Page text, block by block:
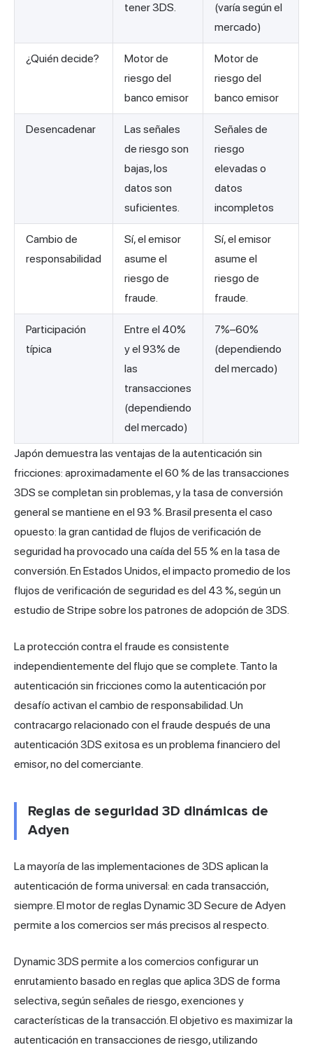
tener 3DS.
(varía según el
mercado)
¿Quién decide?
Motor de
riesgo del
banco emisor
Motor de
riesgo del
banco emisor
Desencadenar
Las señales
de riesgo son
bajas, los
datos son
suficientes.
Señales de
riesgo
elevadas o
datos
incompletos
Cambio de
responsabilidad
Sí, el emisor
asume el
riesgo de
fraude.
Sí, el emisor
asume el
riesgo de
fraude.
Participación
típica
Entre el 40%
y el 93% de
las
transacciones
(dependiendo
del mercado)
7%–60%
(dependiendo
del mercado)
Japón demuestra las ventajas de la autenticación sin
fricciones: aproximadamente el 60 % de las transacciones
3DS se completan sin problemas, y la tasa de conversión
general se mantiene en el 93 %. Brasil presenta el caso
opuesto: la gran cantidad de flujos de verificación de
seguridad ha provocado una caída del 55 % en la tasa de
conversión. En Estados Unidos, el impacto promedio de los
flujos de verificación de seguridad es del 43 %, según un
estudio de Stripe sobre los patrones de adopción de 3DS.
La protección contra el fraude es consistente
independientemente del flujo que se complete. Tanto la
autenticación sin fricciones como la autenticación por
desafío activan el cambio de responsabilidad. Un
contracargo relacionado con el fraude después de una
autenticación 3DS exitosa es un problema financiero del
emisor, no del comerciante.
Reglas de seguridad 3D dinámicas de
Adyen
La mayoría de las implementaciones de 3DS aplican la
autenticación de forma universal: en cada transacción,
siempre. El motor de reglas Dynamic 3D Secure de Adyen
permite a los comercios ser más precisos al respecto.
Dynamic 3DS permite a los comercios configurar un
enrutamiento basado en reglas que aplica 3DS de forma
selectiva, según señales de riesgo, exenciones y
características de la transacción. El objetivo es maximizar la
autenticación en transacciones de riesgo, utilizando